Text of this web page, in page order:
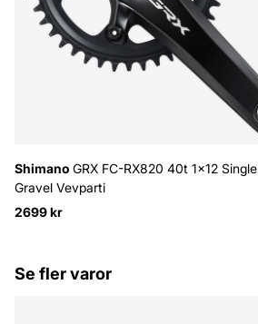
Shimano GRX FC-RX820 40t 1x12 Single
Gravel Vevparti
2699 kr
Se fler varor